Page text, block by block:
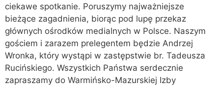
ciekawe spotkanie. Poruszymy najważniejsze
bieżące zagadnienia, biorąc pod lupę przekaz
głównych ośrodków medialnych w Polsce. Naszym
gościem i zarazem prelegentem będzie Andrzej
Wronka, który wystąpi w zastępstwie br. Tadeusza
Rucińskiego. Wszystkich Państwa serdecznie
zapraszamy do Warmińsko-Mazurskiej Izby